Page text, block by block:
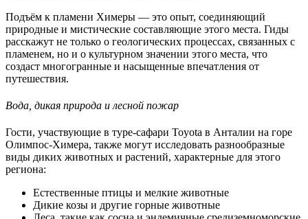
Подъём к пламени Химеры — это опыт, соединяющий
природные и мистические составляющие этого места. Гиды
расскажут не только о геологических процессах, связанных с
пламенем, но и о культурном значении этого места, что
создаст многогранные и насыщенные впечатления от
путешествия.
Вода, дикая природа и лесной пожар
Гости, участвующие в туре-сафари Toyota в Анталии на горе
Олимпос-Химера, также могут исследовать разнообразные
виды диких животных и растений, характерные для этого
региона:
Естественные птицы и мелкие животные
Дикие козы и другие горные животные